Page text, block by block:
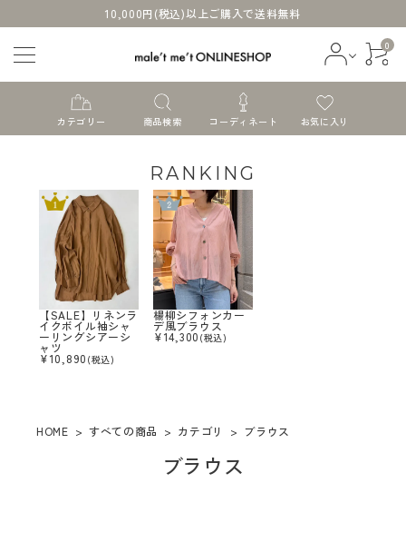
10,000円(税込)以上ご購入で送料無料
0
カテゴリー 商品検索 コーディネート お気に入り
ログイン 会員登録
すべての商品
新着商品
カテゴリー
RANKING
【SALE】リネンラ
イクボイル袖シャ
ーリングシアーシ
ャツ
¥10,890 (税込)
楊柳シフォンカー
デ風ブラウス
¥14,300 (税込)
HOME すべての商品 カテゴリ ブラウス
ブラウス